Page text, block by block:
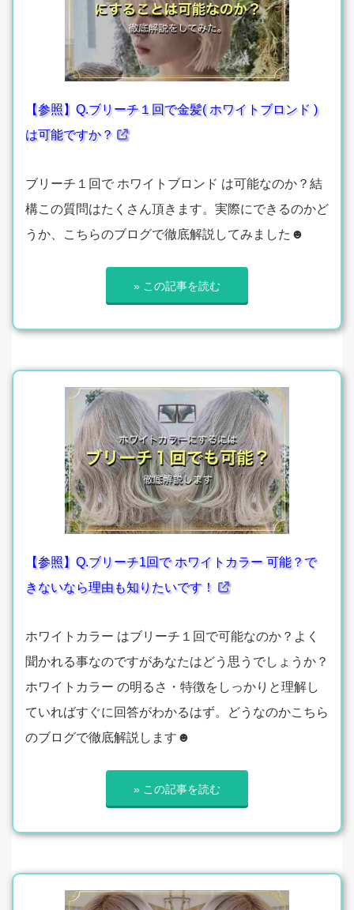
【参照】Q.ブリーチ１回で金髪( ホワイトブロンド )
は可能ですか？
ブリーチ１回で ホワイトブロンド は可能なのか？結
構この質問はたくさん頂きます。実際にできるのかど
うか、こちらのブログで徹底解説してみました☻
» この記事を読む
【参照】Q.ブリーチ1回で ホワイトカラー 可能？で
きないなら理由も知りたいです！
ホワイトカラー はブリーチ１回で可能なのか？よく
聞かれる事なのですがあなたはどう思うでしょうか？
ホワイトカラー の明るさ・特徴をしっかりと理解し
ていればすぐに回答がわかるはず。どうなのかこちら
のブログで徹底解説します☻
» この記事を読む